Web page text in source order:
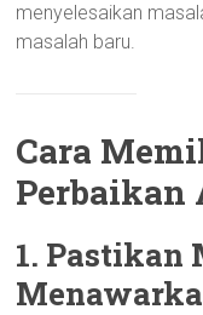
menyelesaikan
masalah baru.
Cara
Perbaikan
1. Pastikan